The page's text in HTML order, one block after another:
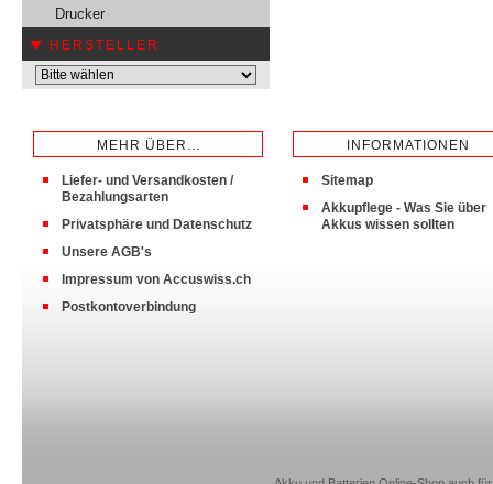
Drucker
HERSTELLER
MEHR ÜBER...
Liefer- und Versandkosten /
Bezahlungsarten
Privatsphäre und Datenschutz
Unsere AGB's
Impressum von Accuswiss.ch
Postkontoverbindung
INFORMATIONEN
Sitemap
Akkupflege - Was Sie über
Akkus wissen sollten